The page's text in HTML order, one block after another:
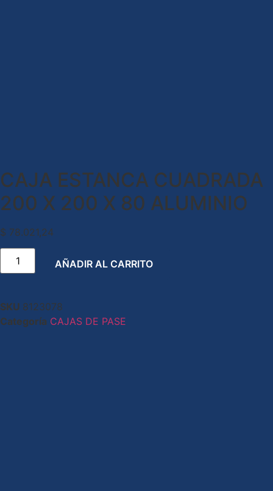
CAJA ESTANCA CUADRADA
200 X 200 X 80 ALUMINIO
$ 78.021,24
AÑADIR AL CARRITO
SKU 8123078
Categoría CAJAS DE PASE